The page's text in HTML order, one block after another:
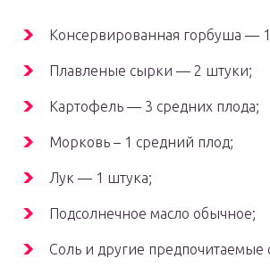
Консервированная горбуша —
Плавленые сырки — 2 штуки;
Картофель — 3 средних плода;
Морковь – 1 средний плод;
Лук — 1 штука;
Подсолнечное масло обычное;
Соль и другие предпочитаемые